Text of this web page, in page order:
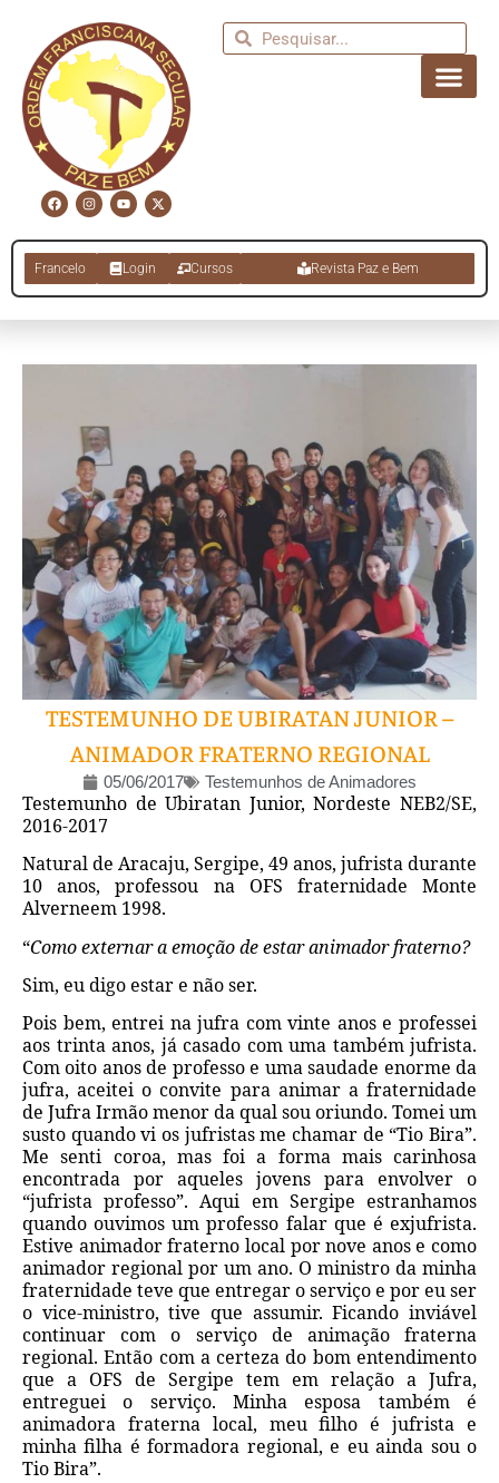
Francelo Login Cursos Revista Paz e Bem
TESTEMUNHO DE UBIRATAN JUNIOR –
ANIMADOR FRATERNO REGIONAL
05/06/2017 Testemunhos de Animadores
Testemunho de Ubiratan Junior, Nordeste NEB2/SE,
2016-2017
Natural de Aracaju, Sergipe, 49 anos, jufrista durante
10 anos, professou na OFS fraternidade Monte
Alverneem 1998.
“Como externar a emoção de estar animador fraterno?
Sim, eu digo estar e não ser.
Pois bem, entrei na jufra com vinte anos e professei
aos trinta anos, já casado com uma também jufrista.
Com oito anos de professo e uma saudade enorme da
jufra, aceitei o convite para animar a fraternidade
de Jufra Irmão menor da qual sou oriundo. Tomei um
susto quando vi os jufristas me chamar de “Tio Bira”.
Me senti coroa, mas foi a forma mais carinhosa
encontrada por aqueles jovens para envolver o
“jufrista professo”. Aqui em Sergipe estranhamos
quando ouvimos um professo falar que é exjufrista.
Estive animador fraterno local por nove anos e como
animador regional por um ano. O ministro da minha
fraternidade teve que entregar o serviço e por eu ser
o vice-ministro, tive que assumir. Ficando inviável
continuar com o serviço de animação fraterna
regional. Então com a certeza do bom entendimento
que a OFS de Sergipe tem em relação a Jufra,
entreguei o serviço. Minha esposa também é
animadora fraterna local, meu filho é jufrista e
minha filha é formadora regional, e eu ainda sou o
Tio Bira”.